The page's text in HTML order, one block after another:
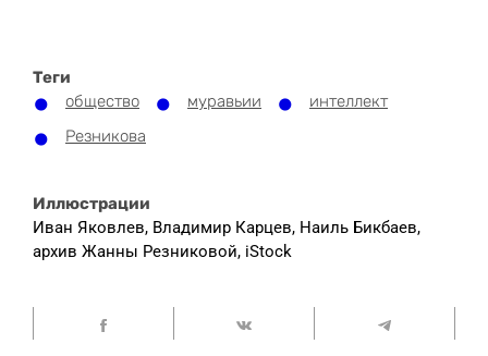
Теги
общество
муравьии
интеллект
Резникова
Иллюстрации
Иван Яковлев, Владимир Карцев, Наиль Бикбаев,
архив Жанны Резниковой, iStock